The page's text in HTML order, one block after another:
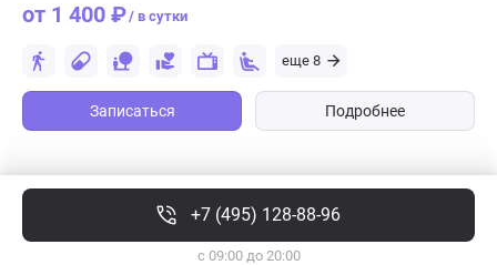
от 1 400 ₽/ в сутки
еще 8
Записаться Подробнее
+7 (495) 128-88-96
с 09:00 до 20:00